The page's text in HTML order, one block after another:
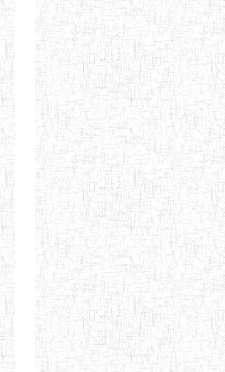
ENIEG
MODERNE
SAINTE MARIE
04/08/2010 ENIEG
ENIEG PRIVEE
BILINGUE LES
BOSONS
04/08/2010 ENIEG
ENIEG BILINGUE
LE NORMALIEN
CITOYEN
01/08/2014 ENIEG
ENIEG BILINGUE
CLAIRE
FONTAINE
03/10/2012 ENIEG
ENIEG BILINGUE
LA COURONNE
25/06/2014 ENIEG
ENIET BILINGUE
LA
PERFORMANCE
06/01/2014 ENIET
ENIET PRIVEE
LES FERMIONS
25/07/2013 ENIET